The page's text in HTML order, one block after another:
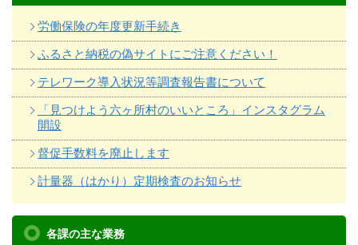
労働保険の年度更新手続き
ふるさと納税の偽サイトにご注意ください！
テレワーク導入状況等調査報告書について
「見つけよう六ヶ所村のいいところ」インスタグラム
開設
督促手数料を廃止します
計量器（はかり）定期検査のお知らせ
各課の主な業務